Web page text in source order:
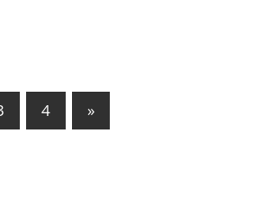
4
Nächste
Beiträge
»